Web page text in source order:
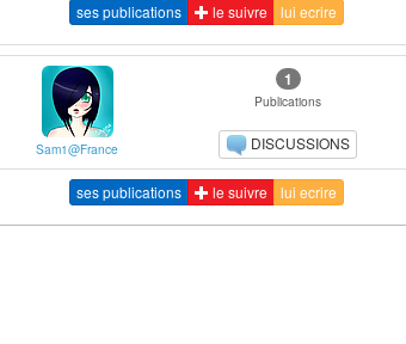
ses publications le suivre lui ecrire
Sam1@France
1
Publications
DISCUSSIONS
ses publications le suivre lui ecrire